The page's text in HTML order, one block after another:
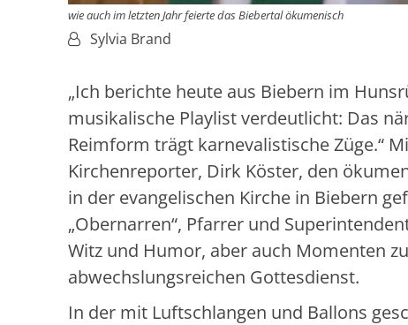
wie auch im letzten Jahr feierte das Biebertal ökumenisch
Von:Sylvia Brand
„Ich berichte heute aus Biebern im
musikalische Playlist verdeutlicht: Das
Reimform trägt karnevalistische Züge.“
Kirchenreporter, Dirk Köster, den
in der evangelischen Kirche in Biebern
„Obernarren“, Pfarrer und
Witz und Humor, aber auch Momenten
In der mit Luftschlangen und Ballons